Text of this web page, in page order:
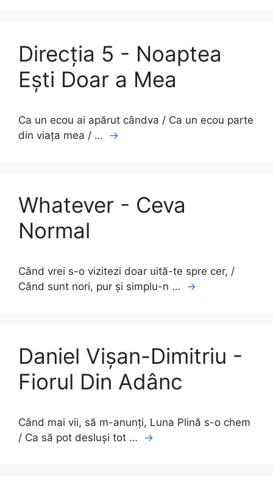
Direcția 5 - Noaptea
Ești Doar a Mea
Ca un ecou ai apărut cândva / Ca un ecou parte
din viața mea / …
→
Whatever - Ceva
Normal
Când vrei s-o vizitezi doar uită-te spre cer, /
Când sunt nori, pur și simplu-n …
→
Daniel Vişan-Dimitriu -
Fiorul Din Adânc
Când mai vii, să m-anunți, Luna Plină s-o chem
/ Ca să pot desluși tot …
→